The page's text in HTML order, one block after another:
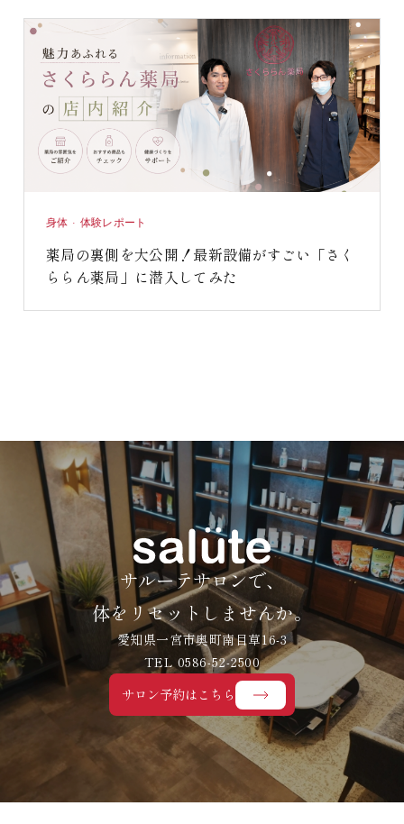
身体 · 体験レポート
薬局の裏側を大公開！最新設備がすごい「さく
ららん薬局」に潜入してみた
サルーテサロンで、
体をリセットしませんか。
愛知県一宮市奥町南目草16-3
TEL 0586-52-2500
サロン予約はこちら